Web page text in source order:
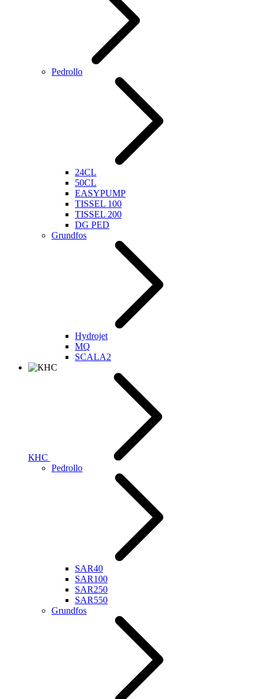
Pedrollo
24CL
50CL
EASYPUMP
TISSEL 100
TISSEL 200
DG PED
Grundfos
Hydrojet
MQ
SCALA2
КНС
Pedrollo
SAR40
SAR100
SAR250
SAR550
Grundfos